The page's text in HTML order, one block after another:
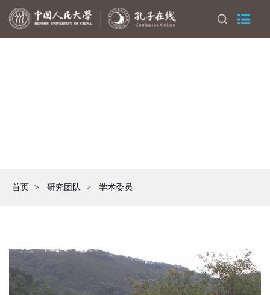
首页 > 研究团队 > 学术委员